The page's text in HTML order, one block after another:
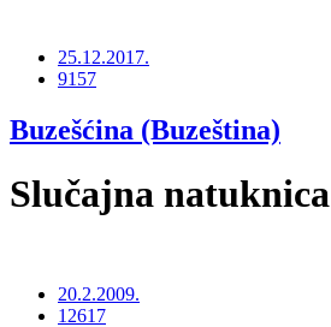
25.12.2017.
9157
Buzešćina (Buzeština)
Slučajna natuknica
20.2.2009.
12617